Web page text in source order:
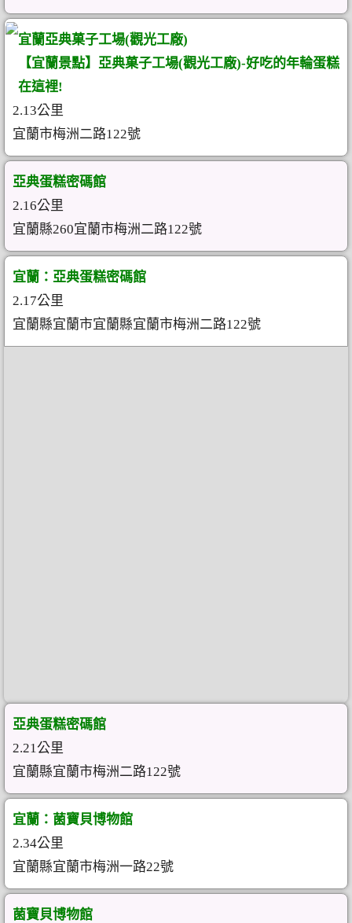
宜蘭亞典菓子工場(觀光工廠)
【宜蘭景點】亞典菓子工場(觀光工廠)-好吃的年輪蛋糕
在這裡!
2.13公里
宜蘭市梅洲二路122號
亞典蛋糕密碼館
2.16公里
宜蘭縣260宜蘭市梅洲二路122號
宜蘭：亞典蛋糕密碼館
2.17公里
宜蘭縣宜蘭市宜蘭縣宜蘭市梅洲二路122號
亞典蛋糕密碼館
2.21公里
宜蘭縣宜蘭市梅洲二路122號
宜蘭：菌寶貝博物館
2.34公里
宜蘭縣宜蘭市梅洲一路22號
菌寶貝博物館